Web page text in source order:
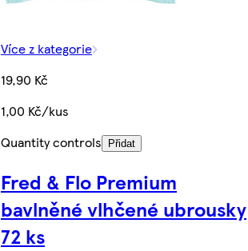
Více z kategorie
19,90 Kč
1,00 Kč/kus
Quantity controls
Přidat
Fred & Flo Premium
bavlněné vlhčené ubrousky
72 ks